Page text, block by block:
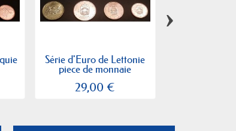
Série d'Euro de Lettonie
piece de monnaie
29,00 €
›